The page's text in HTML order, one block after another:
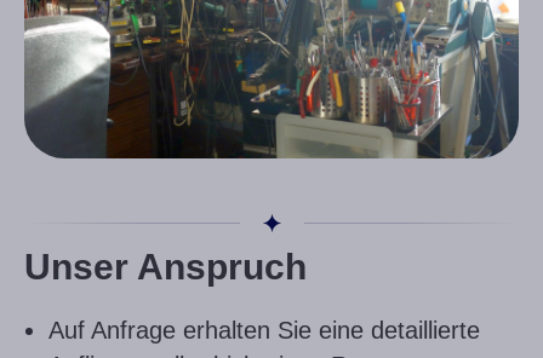
Unser Anspruch
Auf Anfrage erhalten Sie eine detaillierte